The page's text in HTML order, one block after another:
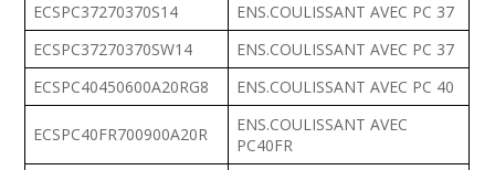
ECSPC37270370S14
ENS.COULISSANT AVEC PC 37
ECSPC37270370SW14
ENS.COULISSANT AVEC PC 37
ECSPC40450600A20RG8
ENS.COULISSANT AVEC PC 40
ECSPC40FR700900A20R
ENS.COULISSANT AVEC
PC40FR